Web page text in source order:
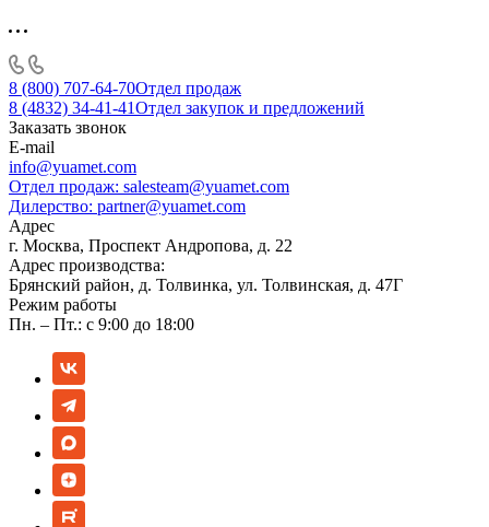
8 (800) 707-64-70Отдел продаж
8 (4832) 34-41-41Отдел закупок и предложений
Заказать звонок
E-mail
info@yuamet.com
Отдел продаж: salesteam@yuamet.com
Дилерство: partner@yuamet.com
Адрес
г. Москва, Проспект Андропова, д. 22
Адрес производства:
Брянский район, д. Толвинка, ул. Толвинская, д. 47Г
Режим работы
Пн. – Пт.: с 9:00 до 18:00